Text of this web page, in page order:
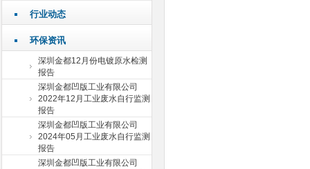
行业动态
环保资讯
深圳金都12月份电镀原水检测
报告
深圳金都凹版工业有限公司
2022年12月工业废水自行监测
报告
深圳金都凹版工业有限公司
2024年05月工业废水自行监测
报告
深圳金都凹版工业有限公司